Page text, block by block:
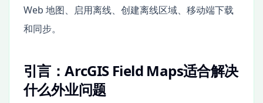
Web 地图、启用离线、创建离线区域、移动端下载
和同步。
引言：ArcGIS Field Maps适合解决
什么外业问题